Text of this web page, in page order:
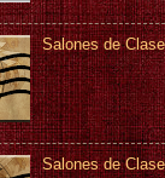
Salones de
Salones de